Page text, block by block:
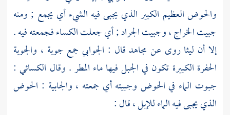
والحوض العظيم الكبير الذي يجبى فيه الشيء أي يجمع ; ومنه
جبيت الخراج ، وجبيت الجراد ; أي جعلت الكساء فجمعته فيه .
إلا أن ليثا روى عن مجاهدقال : الجوابي جمع جوبة ، والجوبة
الحفرة الكبيرة تكون في الجبل فيها ماء المطر . وقال الكسائي :
جبوت الماء في الحوض وجبيته أي جمعته ، والجابية : الحوض
الذي يجبى فيه الماء للإبل ، قال :